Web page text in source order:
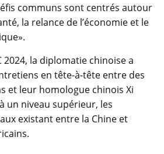
communs sont centrés autour
la relance de l’économie et le
2024, la diplomatie chinoise a
en tête-à-tête entre des
et leur homologue chinois Xi
un niveau supérieur, les
existant entre la Chine et